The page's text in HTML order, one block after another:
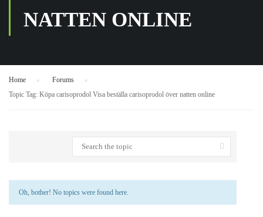
NATTEN ONLINE
Home Forums
Topic Tag: Köpa carisoprodol Visa beställa carisoprodol över natten online
Oh, bother! No topics were found here.